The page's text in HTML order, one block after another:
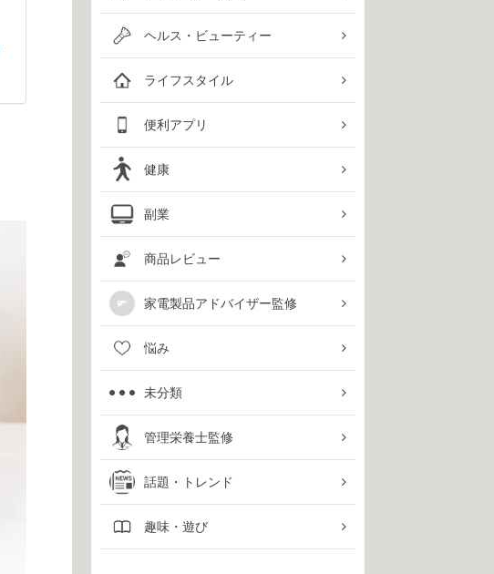
ヘルス・ビューティー
ライフスタイル
便利アプリ
健康
副業
商品レビュー
家電製品アドバイザー監修
悩み
未分類
管理栄養士監修
話題・トレンド
趣味・遊び